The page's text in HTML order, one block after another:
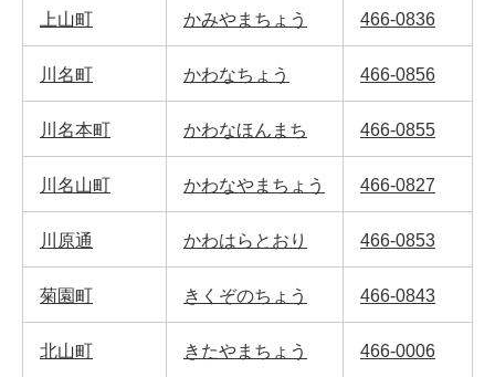
上山町 かみやまちょう 466-0836
川名町 かわなちょう 466-0856
川名本町 かわなほんまち 466-0855
川名山町 かわなやまちょう 466-0827
川原通 かわはらとおり 466-0853
菊園町 きくぞのちょう 466-0843
北山町 きたやまちょう 466-0006